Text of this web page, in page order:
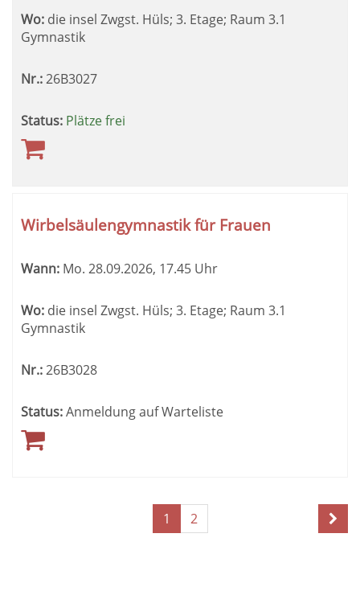
Wo: die insel Zwgst. Hüls; 3. Etage; Raum 3.1
Gymnastik
Nr.:26B3027
Status: Plätze frei
Wirbelsäulengymnastik für Frauen
Wann: Mo. 28.09.2026, 17.45 Uhr
Wo: die insel Zwgst. Hüls; 3. Etage; Raum 3.1
Gymnastik
Nr.:26B3028
Status:Anmeldung auf Warteliste
Seiten
blättern
1 2